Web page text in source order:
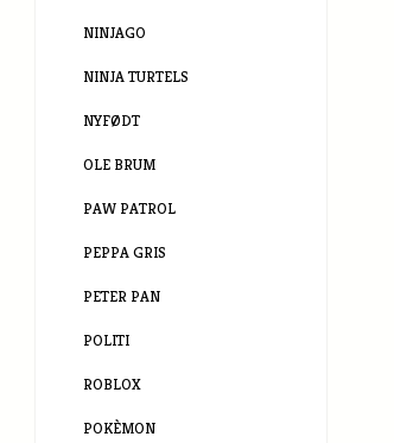
NINJAGO
NINJA TURTELS
NYFØDT
OLE BRUM
PAW PATROL
PEPPA GRIS
PETER PAN
POLITI
ROBLOX
POKÈMON